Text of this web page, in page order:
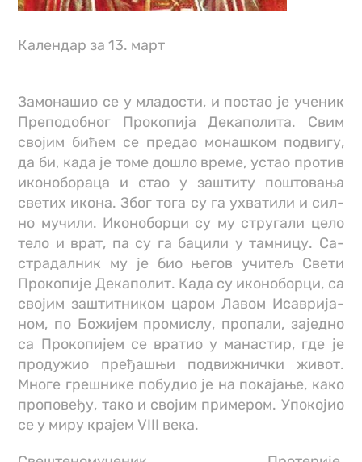
Календар за 13. март
За­мо­на­шио се у мла­до­сти, и по­стао je уче­ник
Пре­по­доб­ног Про­ко­пи­ја Де­ка­по­ли­та. Свим
сво­јим би­ћем се пре­дао мо­на­шком под­ви­гу,
да би, ка­да је то­ме до­шло вре­ме, устао про­тив
ико­но­бо­ра­ца и стао у за­шти­ту по­што­ва­ња
све­тих ико­на. Због то­га су га ухва­ти­ли и сил­
но му­чи­ли. Ико­но­бор­ци су му стру­га­ли це­ло
те­ло и врат, па су га ба­ци­ли у там­ни­цу. Са­
стра­дал­ник му је био ње­гов учи­тељ Све­ти
Про­ко­пи­је Де­ка­по­лит. Ка­да су ико­но­бор­ци, са
сво­јим за­штит­ни­ком царoм Ла­вом Иса­ври­ја­
ном, по Бо­жи­јем про­ми­слу, про­па­ли, за­јед­но
са Про­ко­пи­јем се вра­тио у ма­на­стир, где је
про­ду­жио пре­ђа­шњи под­ви­жнич­ки жи­вот.
Мно­ге гре­шни­ке по­бу­дио је на по­ка­ја­ње, ка­ко
про­по­ве­ђу, та­ко и сво­јим при­ме­ром. Упо­ко­јио
се у ми­ру кра­јем VIII ве­ка. ­